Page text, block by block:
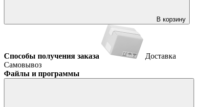
В корзину
Способы получения заказа
Доставка
Самовывоз
Файлы и программы